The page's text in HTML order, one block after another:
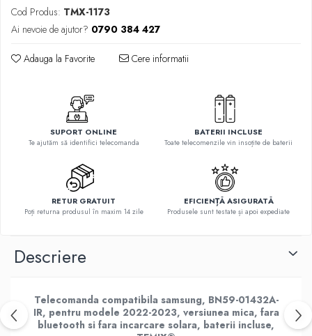
Telecomenzi Telefunken
Telecomenzi Telefunken
Telecomenzi Teletech
Telecomenzi Toshiba
Telecomenzi Utok
Telecomenzi Vestel
Telecomenzi Watson
Telecomenzi Wellington
Cod Produs: TMX-1173
Ai nevoie de ajutor? 0790 384 427
Adauga la Favorite Cere informatii
SUPORT ONLINE
Te ajutăm să identifici telecomanda
BATERII INCLUSE
Toate telecomenzile vin insoțite de baterii
RETUR GRATUIT
Poți returna produsul în maxim 14 zile
EFICIENȚĂ ASIGURATĂ
Produsele sunt testate și apoi expediate
Descriere
Telecomanda compatibila samsung, BN59-01432A-
IR, pentru modele 2022-2023, versiunea mica, fara
bluetooth si fara incarcare solara, baterii incluse,